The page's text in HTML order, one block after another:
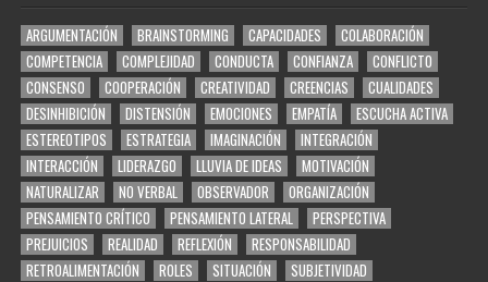
ARGUMENTACIÓN BRAINSTORMING CAPACIDADES
COLABORACIÓN
COMPETENCIA
COMPLEJIDAD CONDUCTA CONFIANZA
CONFLICTO
CONSENSO
COOPERACIÓN CREATIVIDAD CREENCIAS
CUALIDADES
DESINHIBICIÓN
DISTENSIÓN EMOCIONES EMPATÍA
ESCUCHA ACTIVA
ESTEREOTIPOS
ESTRATEGIA IMAGINACIÓN
INTEGRACIÓN
INTERACCIÓN
LIDERAZGO LLUVIA DE IDEAS
MOTIVACIÓN
NATURALIZAR
NO VERBAL OBSERVADOR
ORGANIZACIÓN
PENSAMIENTO CRÍTICO
PENSAMIENTO LATERAL
PERSPECTIVA
PREJUICIOS
REALIDAD REFLEXIÓN
RESPONSABILIDAD
RETROALIMENTACIÓN
ROLES SITUACIÓN
SUBJETIVIDAD